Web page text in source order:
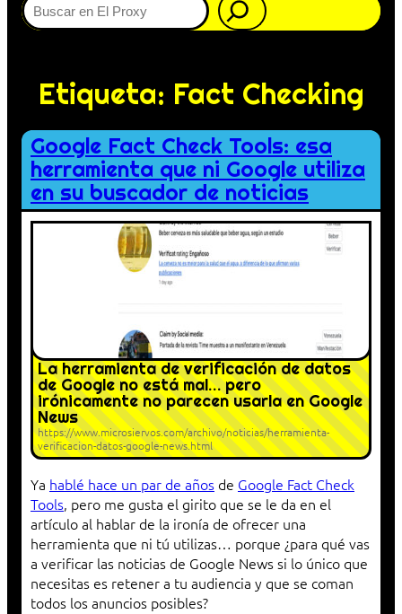
Etiqueta: Fact Checking
Google Fact Check Tools: esa
herramienta que ni Google utiliza
en su buscador de noticias
La herramienta de verificación de datos
de Google no está mal… pero
irónicamente no parecen usarla en Google
News
https://www.microsiervos.com/archivo/noticias/herramienta-
verificacion-datos-google-news.html
Ya hablé hace un par de años de Google Fact Check
Tools, pero me gusta el girito que se le da en el
artículo al hablar de la ironía de ofrecer una
herramienta que ni tú utilizas… porque ¿para qué vas
a verificar las noticias de Google News si lo único que
necesitas es retener a tu audiencia y que se coman
todos los anuncios posibles?